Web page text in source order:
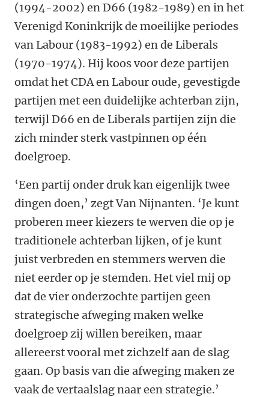
(1994-2002) en D66 (1982-1989) en in het
Verenigd Koninkrijk de moeilijke periodes
van Labour (1983-1992) en de Liberals
(1970-1974). Hij koos voor deze partijen
omdat het CDA en Labour oude, gevestigde
partijen met een duidelijke achterban zijn,
terwijl D66 en de Liberals partijen zijn die
zich minder sterk vastpinnen op één
doelgroep.
‘Een partij onder druk kan eigenlijk twee
dingen doen,’ zegt Van Nijnanten. ‘Je kunt
proberen meer kiezers te werven die op je
traditionele achterban lijken, of je kunt
juist verbreden en stemmers werven die
niet eerder op je stemden. Het viel mij op
dat de vier onderzochte partijen geen
strategische afweging maken welke
doelgroep zij willen bereiken, maar
allereerst vooral met zichzelf aan de slag
gaan. Op basis van die afweging maken ze
vaak de vertaalslag naar een strategie.’